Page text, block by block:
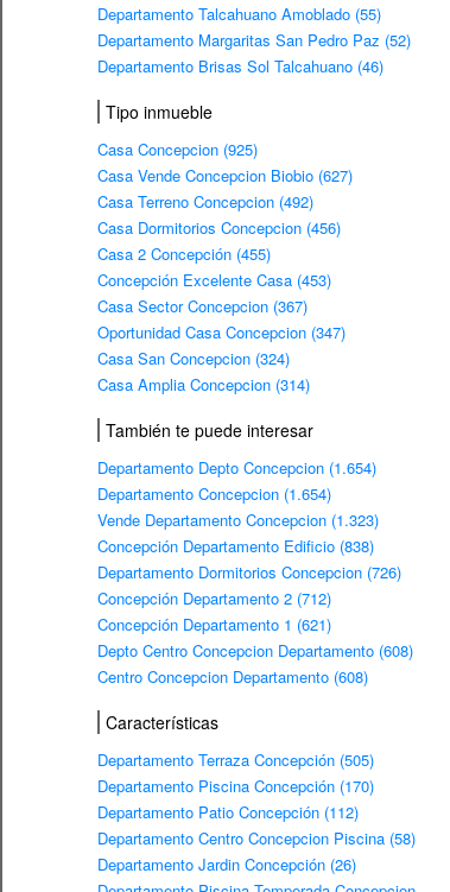
Departamento Talcahuano Amoblado (55)
Departamento Margaritas San Pedro Paz (52)
Departamento Brisas Sol Talcahuano (46)
Tipo inmueble
Casa Concepcion (925)
Casa Vende Concepcion Biobio (627)
Casa Terreno Concepcion (492)
Casa Dormitorios Concepcion (456)
Casa 2 Concepción (455)
Concepción Excelente Casa (453)
Casa Sector Concepcion (367)
Oportunidad Casa Concepcion (347)
Casa San Concepcion (324)
Casa Amplia Concepcion (314)
También te puede interesar
Departamento Depto Concepcion (1.654)
Departamento Concepcion (1.654)
Vende Departamento Concepcion (1.323)
Concepción Departamento Edificio (838)
Departamento Dormitorios Concepcion (726)
Concepción Departamento 2 (712)
Concepción Departamento 1 (621)
Depto Centro Concepcion Departamento (608)
Centro Concepcion Departamento (608)
Características
Departamento Terraza Concepción (505)
Departamento Piscina Concepción (170)
Departamento Patio Concepción (112)
Departamento Centro Concepcion Piscina (58)
Departamento Jardin Concepción (26)